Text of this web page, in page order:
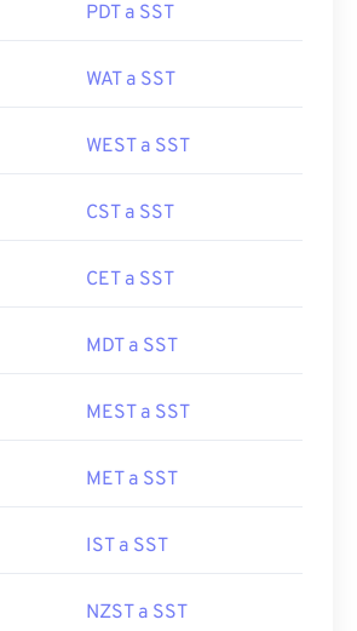
PDT a SST
WAT a SST
WEST a SST
CST a SST
CET a SST
MDT a SST
MEST a SST
MET a SST
IST a SST
NZST a SST